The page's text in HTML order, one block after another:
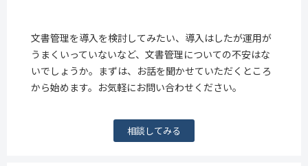
文書管理を導入を検討してみたい、導入はしたが運用が
うまくいっていないなど、文書管理についての不安はな
いでしょうか。まずは、お話を聞かせていただくところ
から始めます。お気軽にお問い合わせください。
相談してみる